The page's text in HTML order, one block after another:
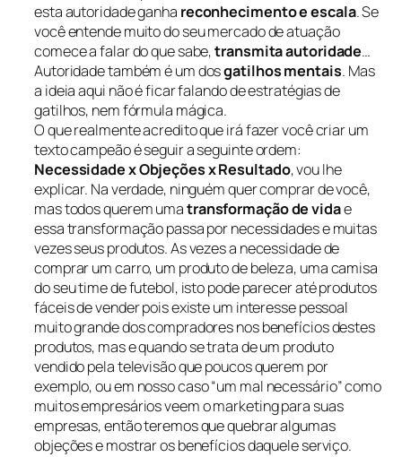
esta autoridade ganha reconhecimento e escala. Se
você entende muito do seu mercado de atuação
comece a falar do que sabe,transmita autoridade…
Autoridade também é um dosgatilhos mentais. Mas
a ideia aqui não é ficar falando de estratégias de
gatilhos, nem fórmula mágica.
O que realmente acredito que irá fazer você criar um
texto campeão é seguir a seguinte ordem:
Necessidade x Objeções x Resultado, vou lhe
explicar. Na verdade, ninguém quer comprar de você,
mas todos querem umatransformação de vidae
essa transformação passa por necessidades e muitas
vezes seus produtos. As vezes a necessidade de
comprar um carro, um produto de beleza, uma camisa
do seu time de futebol, isto pode parecer até produtos
fáceis de vender pois existe um interesse pessoal
muito grande dos compradores nos benefícios destes
produtos, mas e quando se trata de um produto
vendido pela televisão que poucos querem por
exemplo, ou em nosso caso “um mal necessário” como
muitos empresários veem o marketing para suas
empresas, então teremos que quebrar algumas
objeções e mostrar os benefícios daquele serviço.